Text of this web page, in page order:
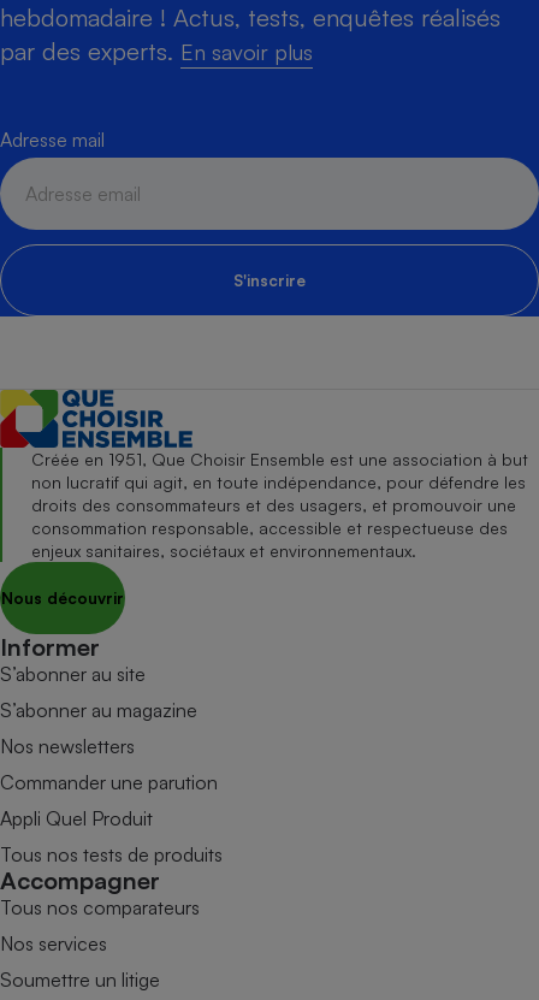
hebdomadaire ! Actus, tests, enquêtes réalisés
par des experts. En savoir plus
Adresse mail
S'inscrire
Créée en 1951, Que Choisir Ensemble est une association à but
non lucratif qui agit, en toute indépendance, pour défendre les
droits des consommateurs et des usagers, et promouvoir une
consommation responsable, accessible et respectueuse des
enjeux sanitaires, sociétaux et environnementaux.
Nous découvrir
Informer
S’abonner au site
S’abonner au magazine
Nos newsletters
Commander une parution
Appli Quel Produit
Tous nos tests de produits
Accompagner
Tous nos comparateurs
Nos services
Soumettre un litige